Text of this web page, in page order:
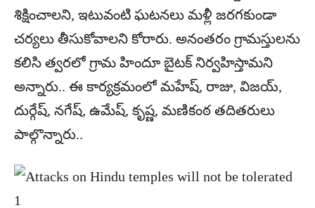
శిక్షించాలని, ఇటువంటి ఘటనలు మళ్లీ జరగకుండా
చర్యలు తీసుకోవాలని కోరారు. అనంతరం గ్రామస్తులను
కలిసి త్వరలో గ్రామ హిందూ బైటక్ నిర్వహిస్తామని
అన్నారు.. ఈ కార్యక్రమంలో మహేష్, రాజు, విజయ్,
దుర్గేష్, నగేష్, ఉమేష్, కృష్ణ, మణికంఠ తదితరులు
పాల్గొన్నారు..